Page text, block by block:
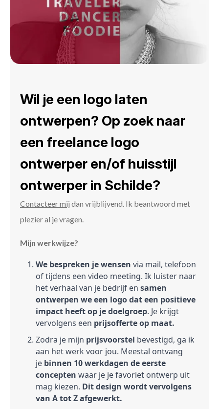
Wil je een logo laten
ontwerpen? Op zoek naar
een freelance logo
ontwerper en/of huisstijl
ontwerper in Schilde?
Contacteer mij dan vrijblijvend. Ik beantwoord met
plezier al je vragen.
Mijn werkwijze?
We bespreken je wensen via mail, telefoon
of tijdens een video meeting. Ik luister naar
het verhaal van je bedrijf en samen
ontwerpen we een logo dat een positieve
impact heeft op je doelgroep. Je krijgt
vervolgens een prijsofferte op maat.
Zodra je mijn prijsvoorstel bevestigd, ga ik
aan het werk voor jou. Meestal ontvang
je binnen 10 werkdagen de eerste
concepten waar je je favoriet ontwerp uit
mag kiezen. Dit design wordt vervolgens
van A tot Z afgewerkt.